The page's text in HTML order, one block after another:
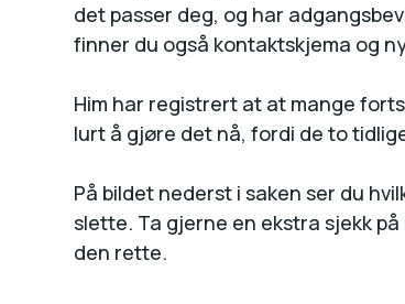
det passer deg, og har
finner du også kontaktskjema og
Him har registrert at at mange
lurt å gjøre det nå, fordi de to
På bildet nederst i saken ser du
slette. Ta gjerne en ekstra sjekk
den rette.